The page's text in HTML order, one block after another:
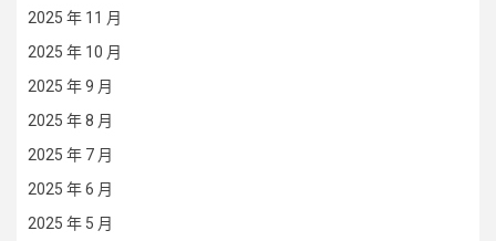
2025 年 11 月
2025 年 10 月
2025 年 9 月
2025 年 8 月
2025 年 7 月
2025 年 6 月
2025 年 5 月